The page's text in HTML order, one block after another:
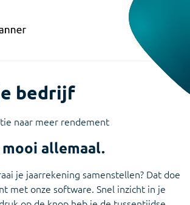
bedrijf
naar meer rendement
allemaal.
je jaarrekening samenstellen? Dat doe
met onze software. Snel inzicht in je